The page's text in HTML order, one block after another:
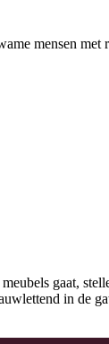
mensen
gaat,
in